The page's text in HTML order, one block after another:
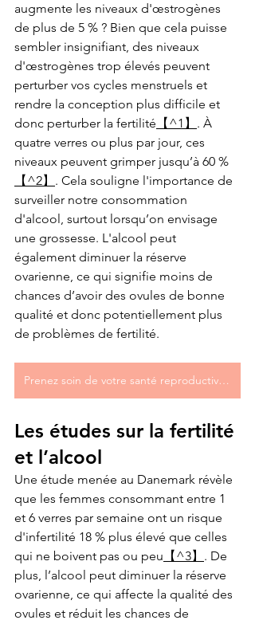
augmente les niveaux d'œstrogènes
de plus de 5 % ? Bien que cela puisse
sembler insignifiant, des niveaux
d'œstrogènes trop élevés peuvent
perturber vos cycles menstruels et
rendre la conception plus difficile et
donc perturber la fertilité 【^1】 . À
quatre verres ou plus par jour, ces
niveaux peuvent grimper jusqu’à 60 %
【^2】 . Cela souligne l'importance de
surveiller notre consommation
d'alcool, surtout lorsqu’on envisage
une grossesse. L'alcool peut
également diminuer la réserve
ovarienne, ce qui signifie moins de
chances d’avoir des ovules de bonne
qualité et donc potentiellement plus
de problèmes de fertilité.
Prenez soin de votre santé reproductive, faites vous accompagner !
Les études sur la fertilité
et l’alcool
Une étude menée au Danemark révèle
que les femmes consommant entre 1
et 6 verres par semaine ont un risque
d'infertilité 18 % plus élevé que celles
qui ne boivent pas ou peu 【^3】 . De
plus, l’alcool peut diminuer la réserve
ovarienne, ce qui affecte la qualité des
ovules et réduit les chances de